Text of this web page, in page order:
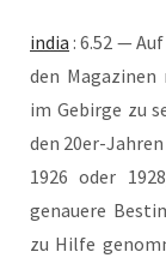
india : 6.52 —
den Maga­zi­nen
im Gebir­ge zu
den 20er-
1926 oder
genaue­re
zu Hil­fe